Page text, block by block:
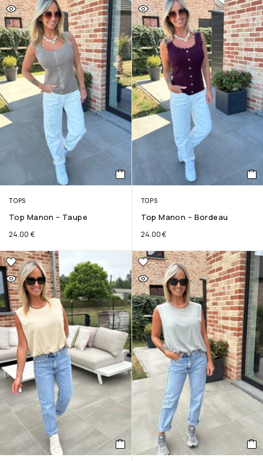
TOPS
Top Manon – Taupe
24.00 €
TOPS
Top Manon – Bordeau
24.00€